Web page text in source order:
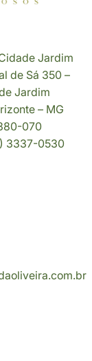
Jardim
de Sá 350 –
Jardim
– MG
070
3337-0530